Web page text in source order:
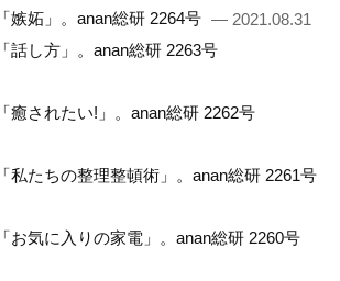
嫉妬」。anan総研 2264号 — 2021.08.31
話し方」。anan総研 2263号
癒されたい!」。anan総研 2262号
私たちの整理整頓術」。anan総研 2261号
お気に入りの家電」。anan総研 2260号